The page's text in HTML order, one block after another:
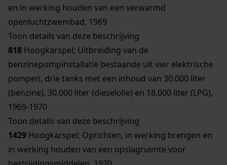
en in werking houden van een verwarmd
openluchtzwembad, 1969
Toon details van deze beschrijving
818 Hoogkarspel; Uitbreiding van de
benzinepompinstallatie bestaande uit vier elektrische
pompen, drie tanks met een inhoud van 30.000 liter
(benzine), 30.000 liter (dieselolie) en 18.000 liter (LPG),
1969-1970
Toon details van deze beschrijving
1429 Hoogkarspel; Oprichten, in werking brengen en
in werking houden van een opslagruimte voor